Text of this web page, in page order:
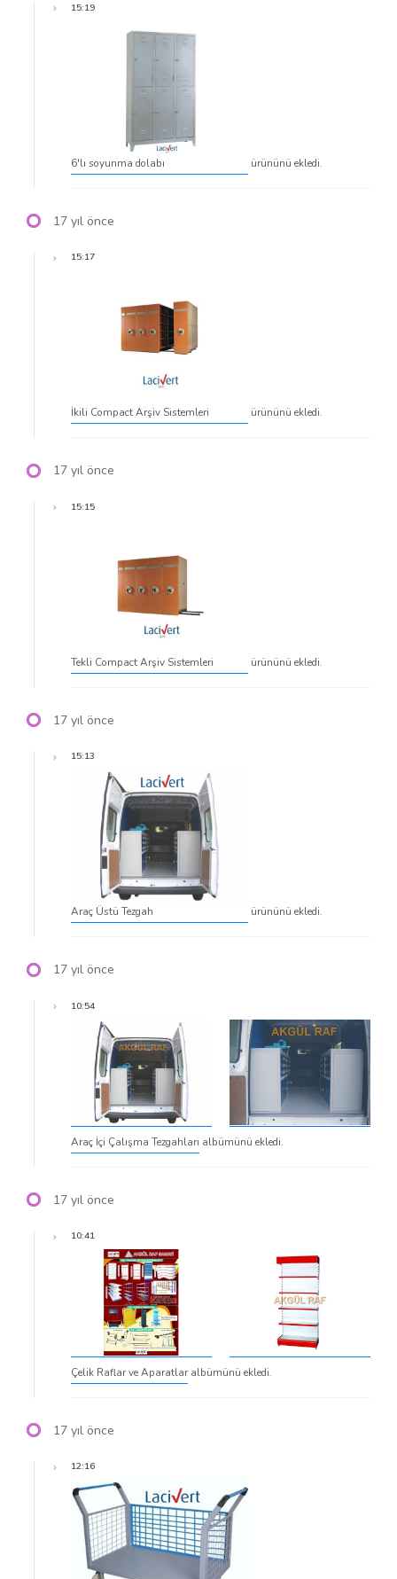
15:19
6'lı soyunma dolabı ürününü ekledi.
17 yıl önce
15:17
İkili Compact Arşiv Sistemleri ürününü ekledi.
17 yıl önce
15:15
Tekli Compact Arşiv Sistemleri ürününü ekledi.
17 yıl önce
15:13
Araç Üstü Tezgah ürününü ekledi.
17 yıl önce
10:54
Araç İçi Çalışma Tezgahları albümünü ekledi.
17 yıl önce
10:41
Çelik Raflar ve Aparatlar albümünü ekledi.
17 yıl önce
12:16